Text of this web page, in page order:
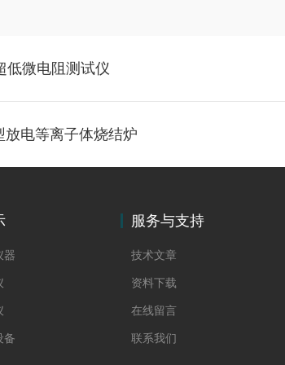
低微电阻测试仪
电等离子体烧结炉
器
备
服务与支持
技术文章
资料下载
在线留言
联系我们